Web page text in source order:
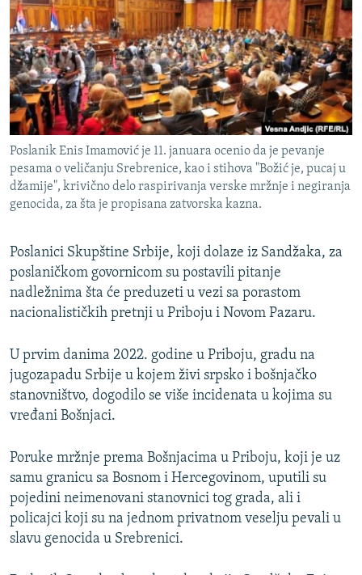
ISPRIČAJ MI
DNEVNO@RSE
SPECIJALI RSE
VIŠE OD NASLOVA
GENOCID U SREBRENICI
POPLAVE I KLIZIŠTA U BIH 2024.
TV LIBERTY
MOJA EVROPA
TRI DECENIJE OD RATA U BIH
SVE KARTE DEJTONA
PRATITE NAS
Sve RFE/RL stranice
Poslanik Enis Imamović je 11. januara ocenio da je pevanje
pesama o veličanju Srebrenice, kao i stihova "Božić je, pucaj u
džamije", krivično delo raspirivanja verske mržnje i negiranja
genocida, za šta je propisana zatvorska kazna.
Poslanici Skupštine Srbije, koji dolaze iz Sandžaka, za
poslaničkom govornicom su postavili pitanje
nadležnima šta će preduzeti u vezi sa porastom
nacionalističkih pretnji u Priboju i Novom Pazaru.
U prvim danima 2022. godine u Priboju, gradu na
jugozapadu Srbije u kojem živi srpsko i bošnjačko
stanovništvo, dogodilo se više incidenata u kojima su
vređani Bošnjaci.
Poruke mržnje prema Bošnjacima u Priboju, koji je uz
samu granicu sa Bosnom i Hercegovinom, uputili su
pojedini neimenovani stanovnici tog grada, ali i
policajci koji su na jednom privatnom veselju pevali u
slavu genocida u Srebrenici.